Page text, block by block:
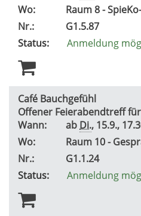
Wo:
Raum 8 -
Nr.:
G1.5.87
Status:
Anmeldung
Café Bauchgefühl
Offener Feierabendtreff
Wann:
ab Di., 15.9.,
Wo:
Raum 10 -
Nr.:
G1.1.24
Status:
Anmeldung